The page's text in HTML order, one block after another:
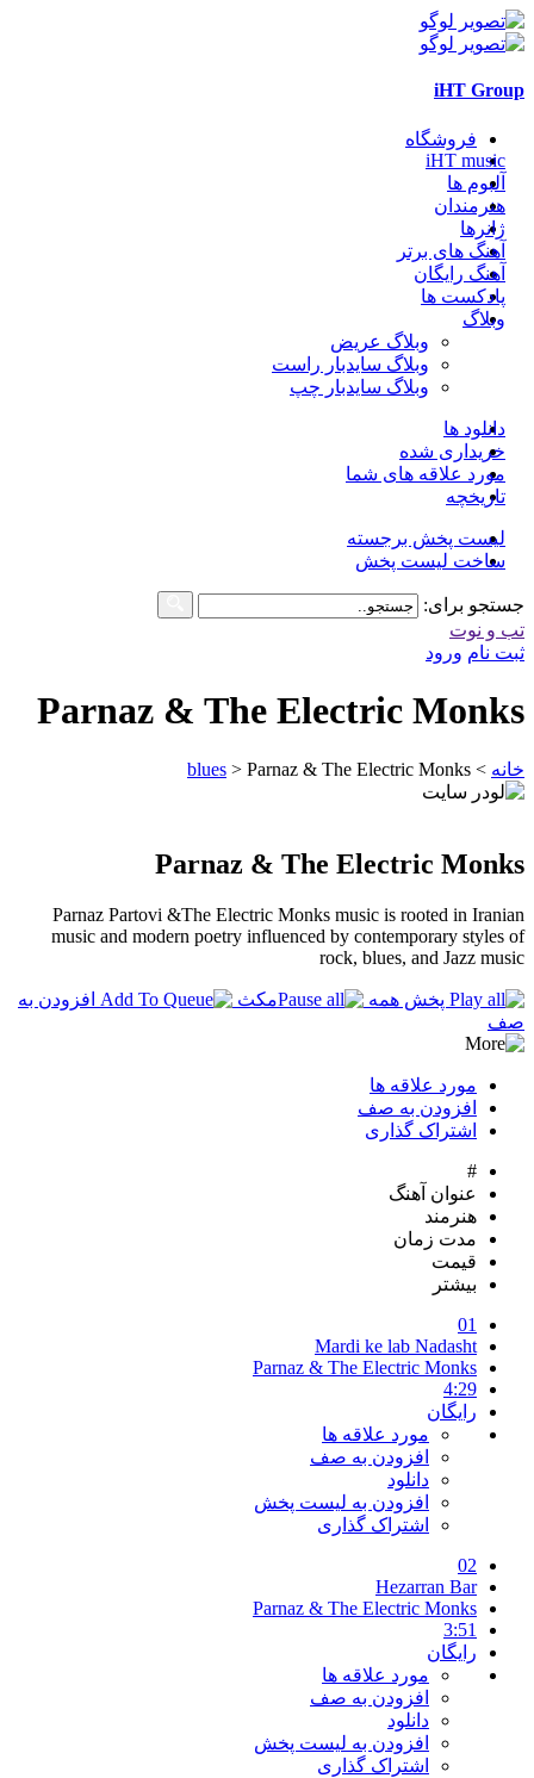
iHT Group
فروشگاه
iHT music
آلبوم ها
هنرمندان
ژانرها
آهنگ های برتر
آهنگ رایگان
پادکست ها
وبلاگ
وبلاگ عریض
وبلاگ سایدبار راست
وبلاگ سایدبار چپ
دانلود ها
خریداری شده
مورد علاقه های شما
تاریخچه
لیست پخش برجسته
ساخت لیست پخش
جستجو برای:
تب و نوت
ثبت نام ورود
Parnaz & The Electric Monks
خانه >
blues > Parnaz & The Electric Monks
Parnaz & The Electric Monks
Parnaz Partovi &The Electric Monks music is rooted in Iranian
music and modern poetry influenced by contemporary styles of
rock, blues, and Jazz music
پخش همه مکث
افزودن به
صف
مورد علاقه ها
افزودن به صف
اشتراک گذاری
#
عنوان آهنگ
هنرمند
مدت زمان
قیمت
بیشتر
01
Mardi ke lab Nadasht
Parnaz & The Electric Monks
4:29
رایگان
مورد علاقه ها
افزودن به صف
دانلود
افزودن به لیست پخش
اشتراک گذاری
02
Hezarran Bar
Parnaz & The Electric Monks
3:51
رایگان
مورد علاقه ها
افزودن به صف
دانلود
افزودن به لیست پخش
اشتراک گذاری